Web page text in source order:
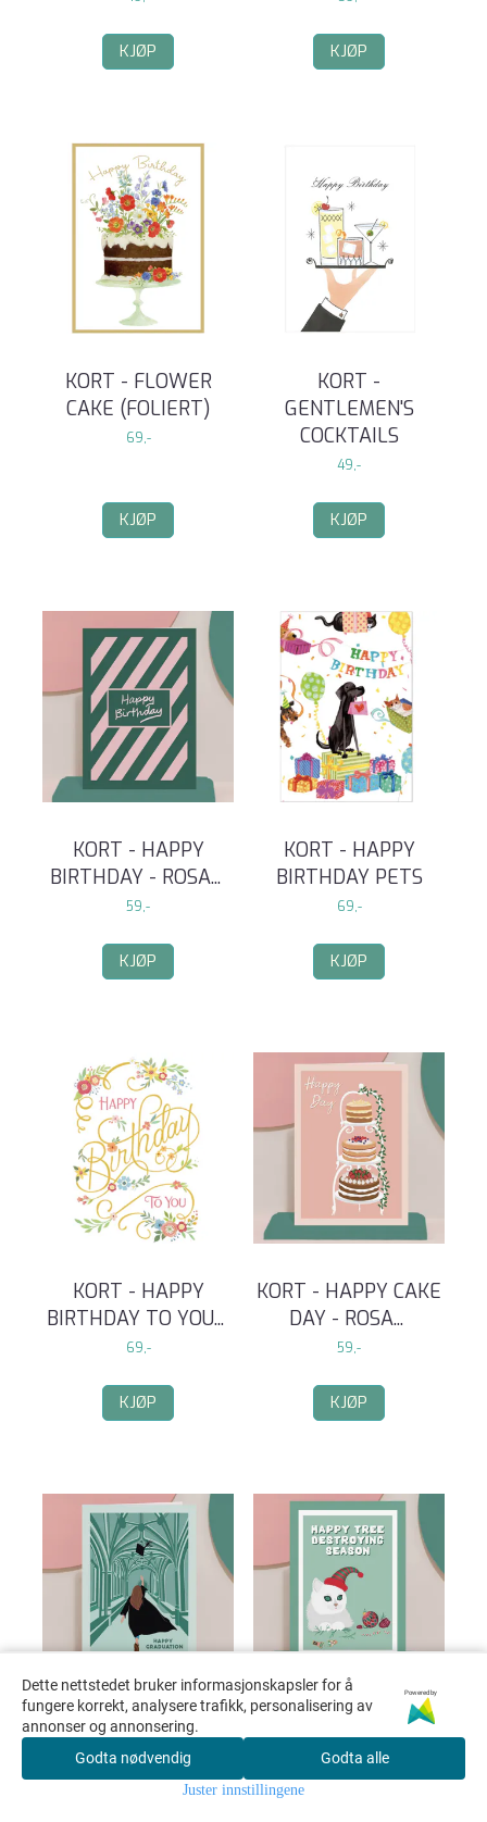
KJØP KJØP
KORT - FLOWER
CAKE (FOLIERT)
69,-
KJØP
KORT -
GENTLEMEN'S
COCKTAILS
49,-
KJØP
KORT - HAPPY
BIRTHDAY - ROSA...
59,-
KJØP
KORT - HAPPY
BIRTHDAY PETS
69,-
KJØP
KORT - HAPPY
BIRTHDAY TO YOU...
69,-
KJØP
KORT - HAPPY CAKE
DAY - ROSA...
59,-
KJØP
KORT - HAPPY
GRADUATION - RO
KORT - HAPPY TREE
DESTROYING
Dette nettstedet bruker informasjonskapsler for å
fungere korrekt, analysere trafikk, personalisering av
annonser og annonsering.
Powered by
Godta nødvendig Godta alle
Juster innstillingene